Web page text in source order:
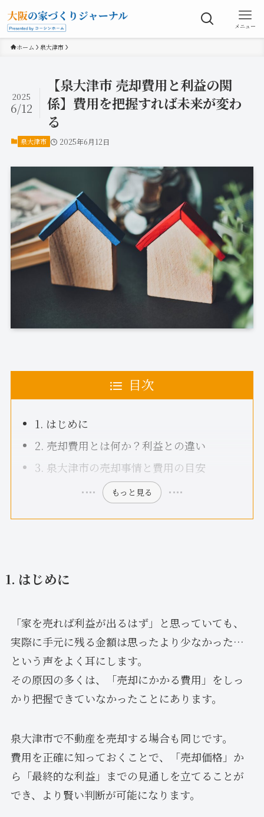
メニュー
ホーム 泉大津市
【泉大津市 売却費用と利益の関
係】費用を把握すれば未来が変わ
る
2025
6/12
泉大津市 2025年6月12日
目次
1. はじめに
2. 売却費用とは何か？利益との違い
3. 泉大津市の売却事情と費用の目安
もっと見る
1. はじめに
「家を売れば利益が出るはず」と思っていても、
実際に手元に残る金額は思ったより少なかった…
という声をよく耳にします。
その原因の多くは、「売却にかかる費用」をしっ
かり把握できていなかったことにあります。
泉大津市で不動産を売却する場合も同じです。
費用を正確に知っておくことで、「売却価格」か
ら「最終的な利益」までの見通しを立てることが
でき、より賢い判断が可能になります。